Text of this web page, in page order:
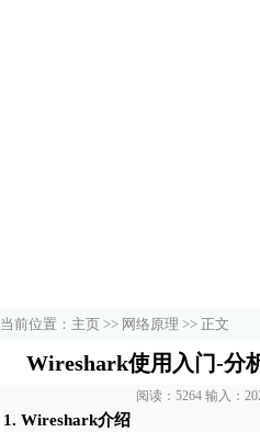
当前位置： 主页 >> 网络原理 >> 正文
Wireshark使用入门-分
阅读：5264 输入：
1. Wireshark介绍